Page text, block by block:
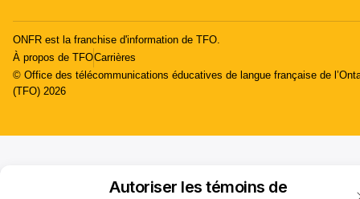
Autoriser les témoins de
ONFR est la franchise d'information de TFO.
À propos de TFOCarrières
© Office des télécommunications éducatives de langue française de
(TFO) 2026